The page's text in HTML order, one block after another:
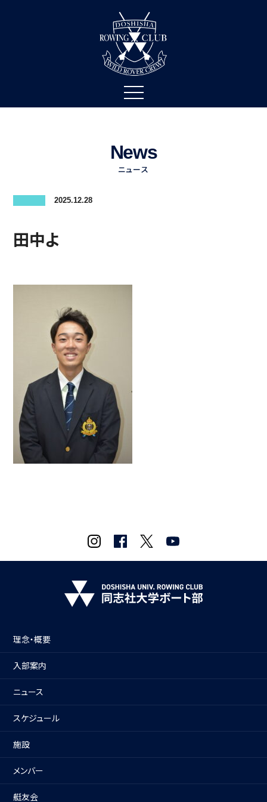
News
ニュース
2025.12.28
田中よ
理念・概要
入部案内
ニュース
スケジュール
施設
メンバー
艇友会